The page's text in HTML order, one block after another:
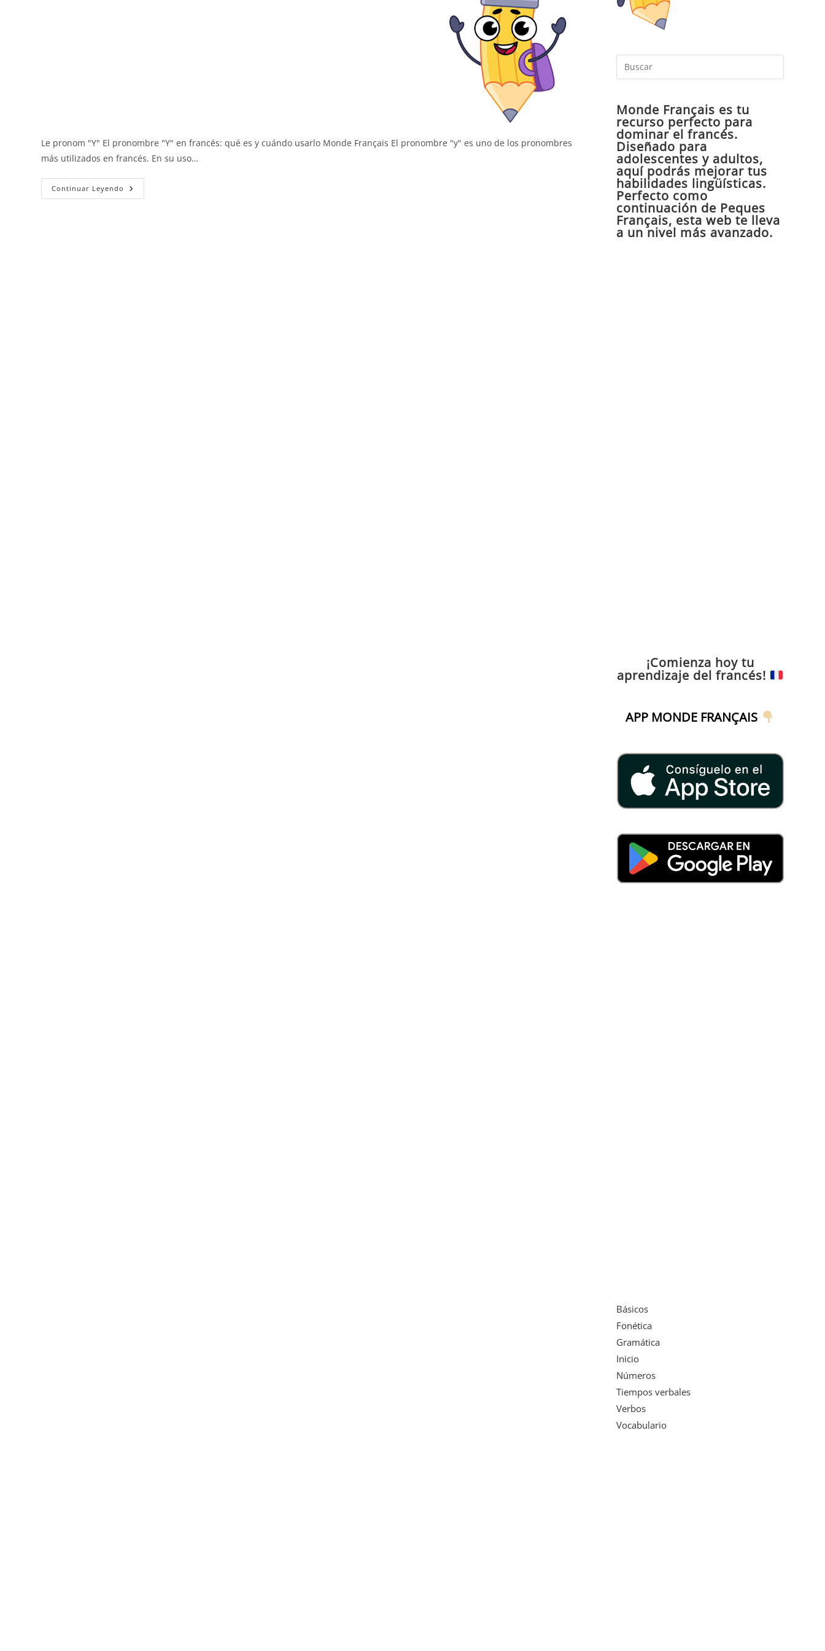
Le pronom "Y" El pronombre "Y" en francés: qué es y cuándo usarlo Monde Français El pronombre "y" es uno de los pronombres
más utilizados en francés. En su uso…
Continuar Leyendo El
Pronombre
Escape
Monde Français es tu
recurso perfecto para
dominar el francés.
Diseñado para
adolescentes y adultos,
aquí podrás mejorar tus
habilidades lingüísticas.
Perfecto como
continuación de Peques
Français, esta web te lleva
a un nivel más avanzado.
¡Comienza hoy tu
aprendizaje del francés!
APP MONDE FRANÇAIS
Básicos
Fonética
Gramática
Inicio
Números
Tiempos verbales
Verbos
Vocabulario